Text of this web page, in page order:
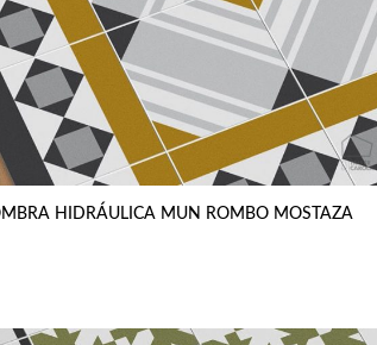
HIDRÁULICA MUN ROMBO MOSTAZA